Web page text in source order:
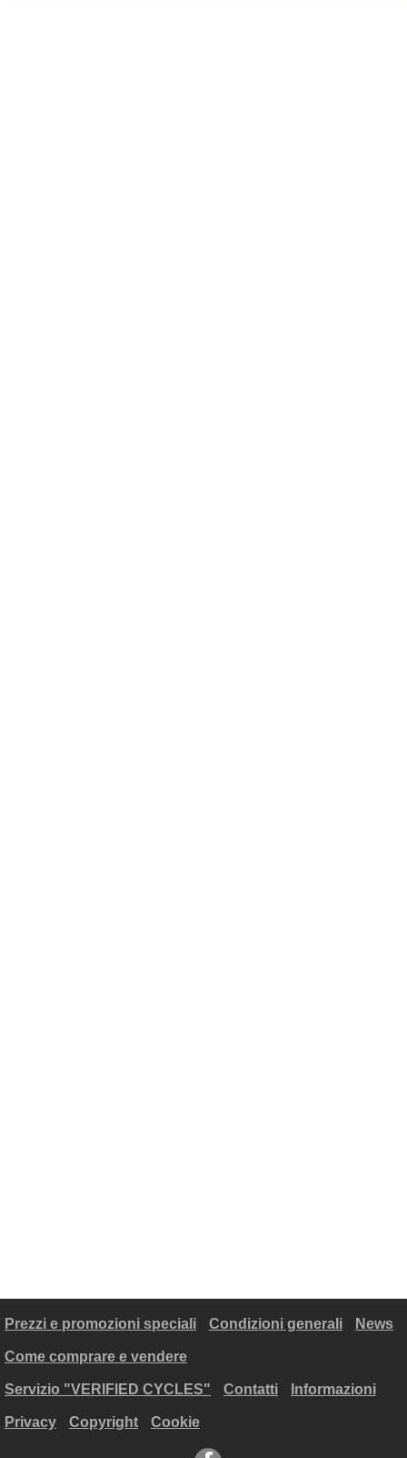
Prezzi e promozioni speciali Condizioni generali News
Come comprare e vendere
Servizio "VERIFIED CYCLES" Contatti Informazioni
Privacy Copyright Cookie